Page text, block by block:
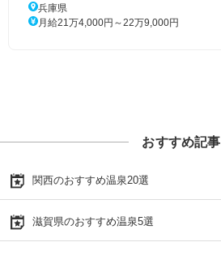
兵庫県
月給21万4,000円～22万9,000円
おすすめ記事
関西のおすすめ温泉20選
滋賀県のおすすめ温泉5選